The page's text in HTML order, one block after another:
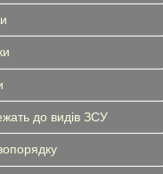
до видів ЗСУ